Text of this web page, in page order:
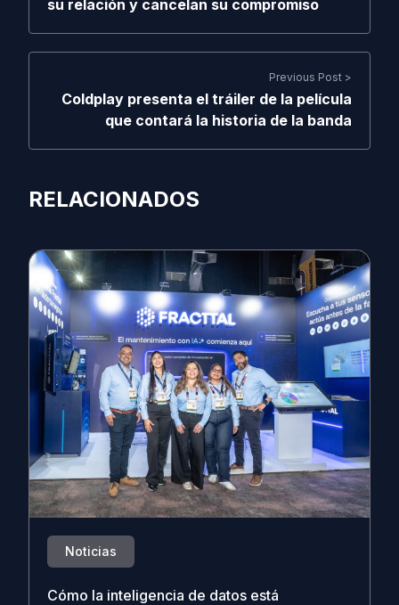
su relación y cancelan su compromiso
Previous Post >
Coldplay presenta el tráiler de la película
que contará la historia de la banda
RELACIONADOS
Noticias
Cómo la inteligencia de datos está